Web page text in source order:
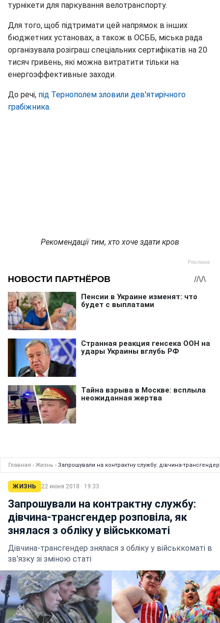
турнікети для паркування велотранспорту.
Для того, щоб підтримати цей напрямок в інших
бюджетних установах, а також в ОСББ, міська рада
організувала розіграш спеціальних сертифікатів на 20
тисяч гривень, які можна витратити тільки на
енергоэффективные заходи.
До речі, під Тернополем зловили дев'ятирічного
грабіжника.
Рекомендації тим, хто хоче здати кров
Главная › Жизнь › Запрошували на контрактну службу: дівчина-трансгендер
ЖИЗНЬ 22 июня 2018 · 19:33
Запрошували на контрактну службу:
дівчина-трансгендер розповіла, як
знялася з обліку у військкоматі
Дівчина-трансгендер знялася з обліку у військкоматі в
зв'язку зі зміною статі